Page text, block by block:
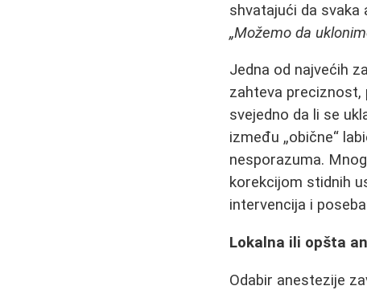
shvatajući da
„Možemo da
Jedna od najvećih
zahteva preciznost,
svejedno da li se
između „obične“
nesporazuma.
korekcijom stidnih
intervencija i
Lokalna ili opšta
Odabir anestezije